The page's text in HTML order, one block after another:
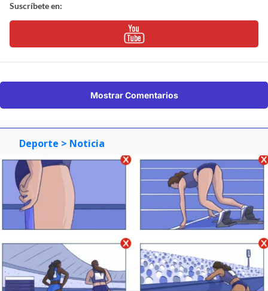
Suscríbete en:
Mostrar Comentarios
Deporte > Noticia